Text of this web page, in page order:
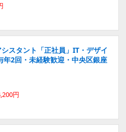
スタント「正社員」IT・デザイ
2回・未経験歓迎・中央区銀座
円